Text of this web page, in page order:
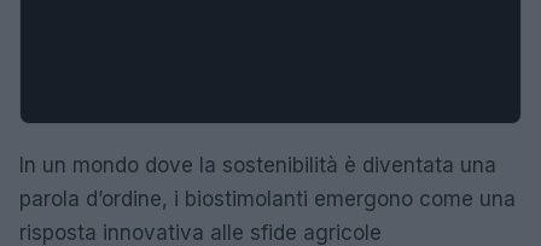
In un mondo dove la sostenibilità è diventata una
parola d’ordine, i biostimolanti emergono come una
risposta innovativa alle sfide agricole